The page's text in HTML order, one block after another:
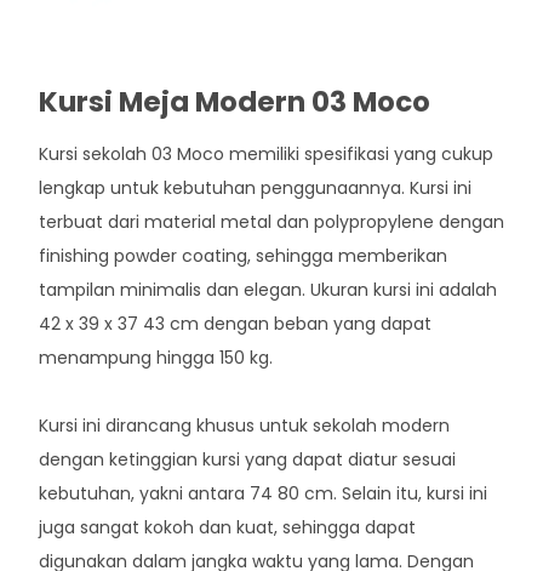
Kursi Meja Modern 03 Moco
Kursi sekolah 03 Moco memiliki spesifikasi yang cukup
lengkap untuk kebutuhan penggunaannya. Kursi ini
terbuat dari material metal dan polypropylene dengan
finishing powder coating, sehingga memberikan
tampilan minimalis dan elegan. Ukuran kursi ini adalah
42 x 39 x 37 43 cm dengan beban yang dapat
menampung hingga 150 kg.
Kursi ini dirancang khusus untuk sekolah modern
dengan ketinggian kursi yang dapat diatur sesuai
kebutuhan, yakni antara 74 80 cm. Selain itu, kursi ini
juga sangat kokoh dan kuat, sehingga dapat
digunakan dalam jangka waktu yang lama. Dengan